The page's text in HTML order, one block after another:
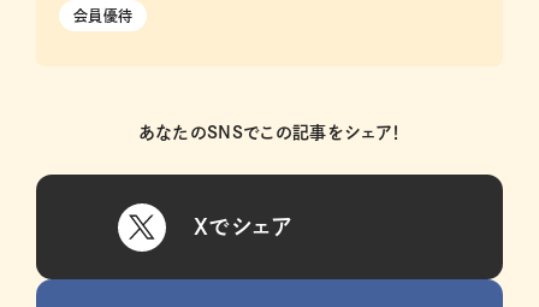
会員優待
あなたのSNSでこの記事をシェア！
Xでシェア